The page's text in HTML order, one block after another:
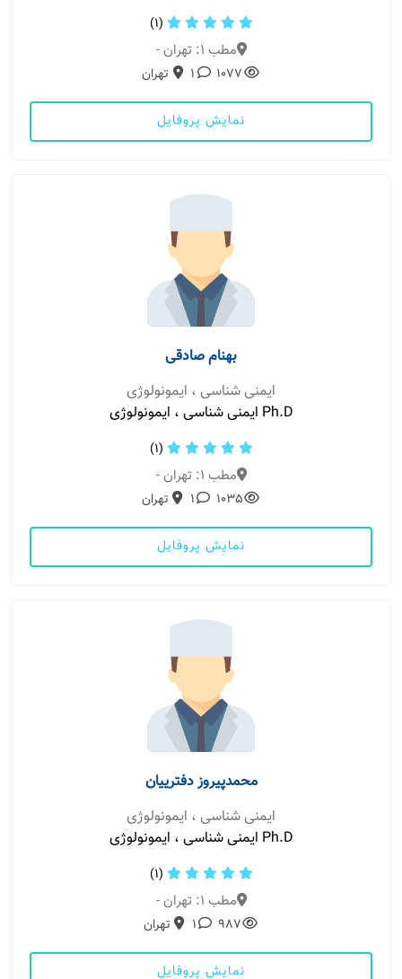
(1)
مطب 1: تهران -
1077
1 تهران
نمایش پروفایل
بهنام صادقی
ایمنی شناسی ، ایمونولوژی
Ph.D ایمنی شناسی ، ایمونولوژی
(1)
مطب 1: تهران -
1035
1 تهران
نمایش پروفایل
محمدپیروز دفترییان
ایمنی شناسی ، ایمونولوژی
Ph.D ایمنی شناسی ، ایمونولوژی
(1)
مطب 1: تهران -
987
1 تهران
نمایش پروفایل